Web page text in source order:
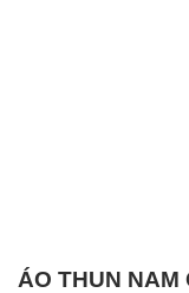
ÁO THUN NAM